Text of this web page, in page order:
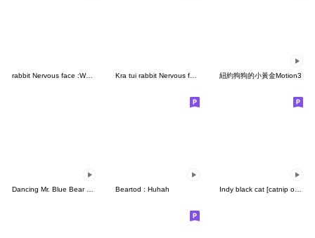
rabbit Nervous face :Work Life (No text) Kra tui rabbit Nervous face (Notext) 紐約狗狗的小黃金Motion3
Beartod : Huhah Indy black cat [catnip overdose]